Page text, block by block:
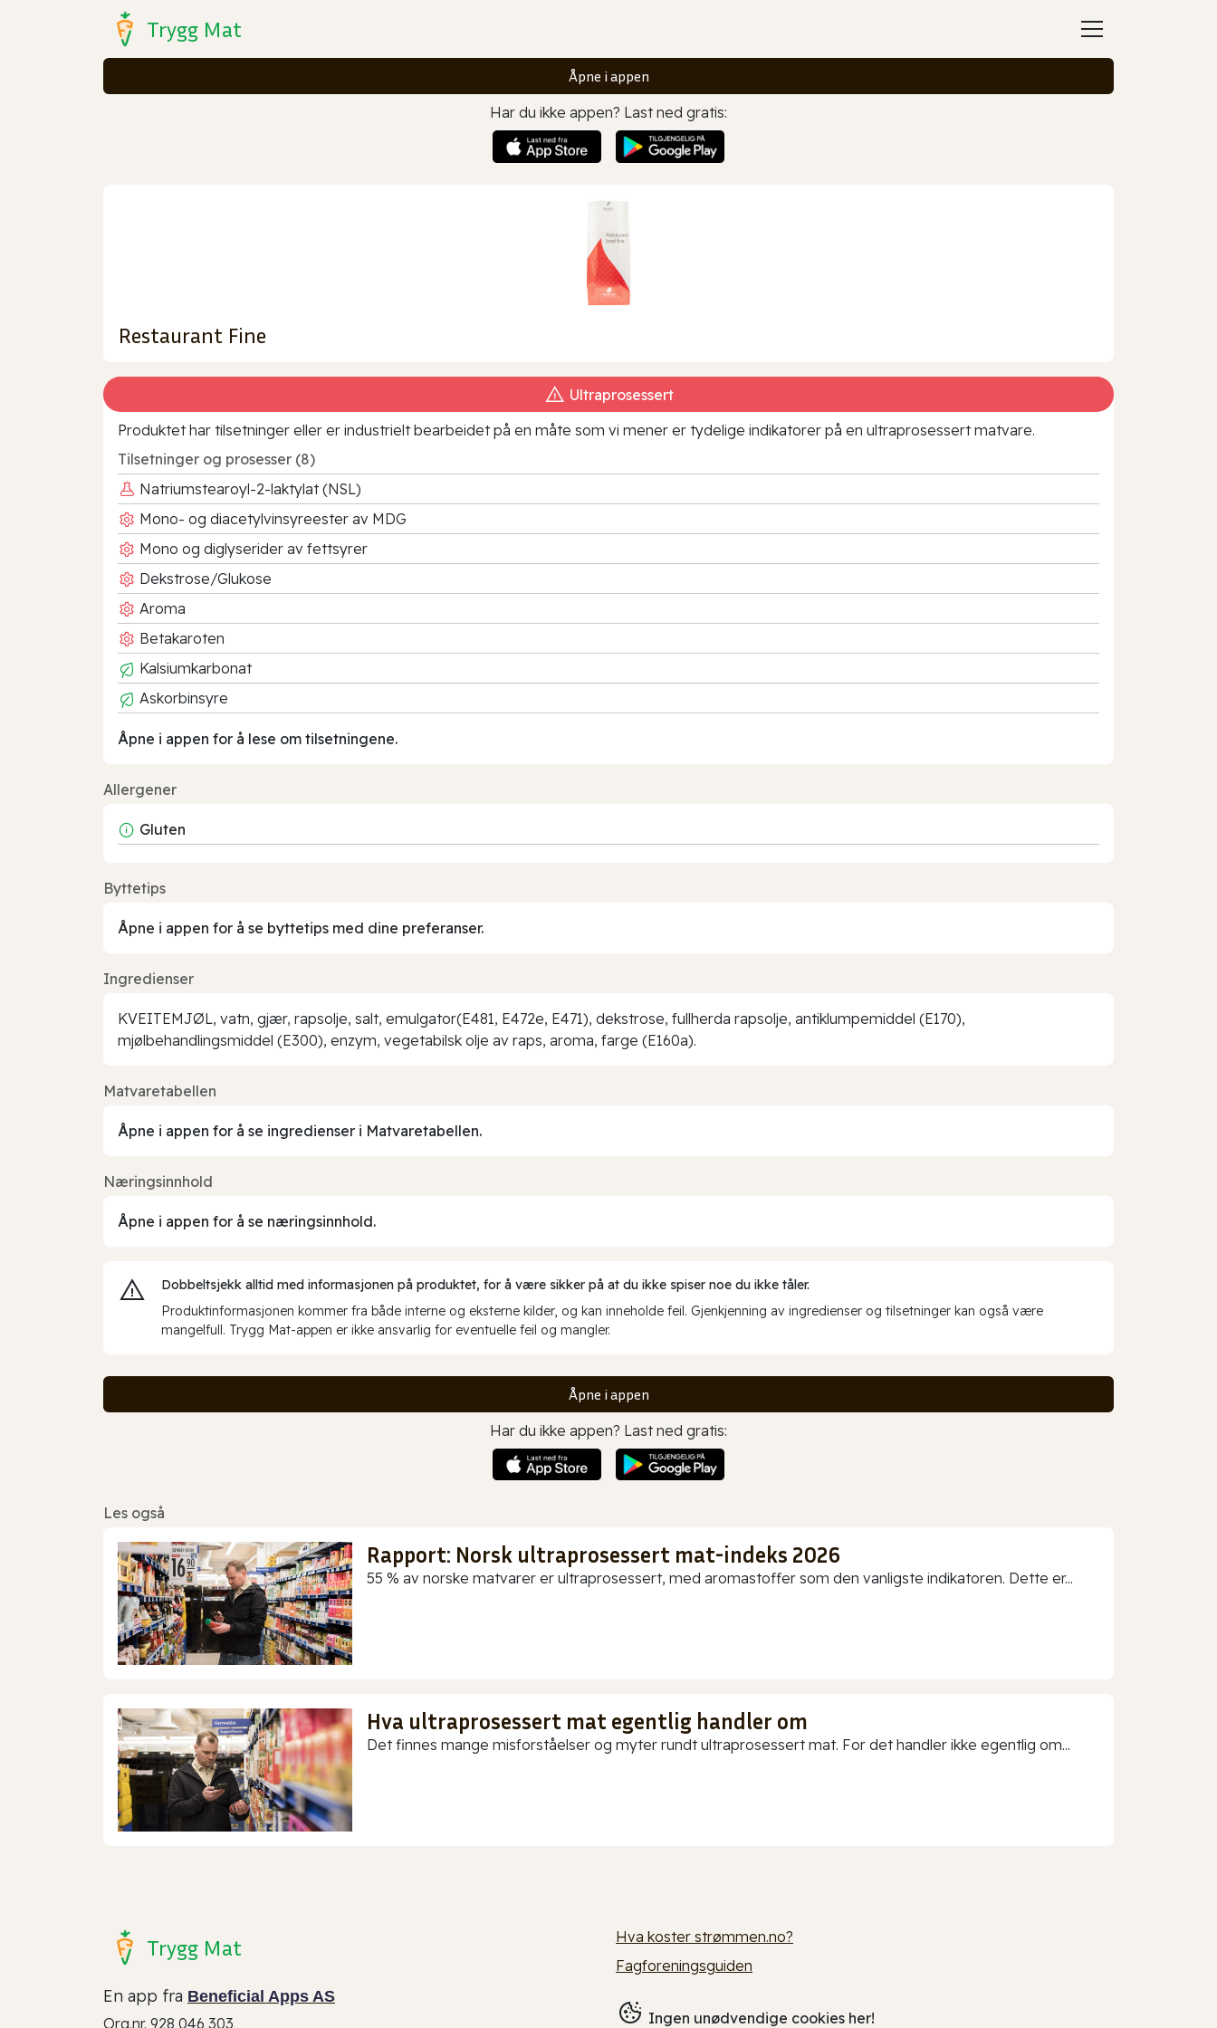
Trygg Mat
Åpne i appen
Har du ikke appen? Last ned gratis:
Restaurant Fine
Ultraprosessert
Produktet har tilsetninger eller er industrielt bearbeidet på en måte som vi mener er tydelige indikatorer på en ultraprosessert matvare.
Tilsetninger og prosesser (8)
Natriumstearoyl-2-laktylat (NSL)
Mono- og diacetylvinsyreester av MDG
Mono og diglyserider av fettsyrer
Dekstrose/Glukose
Aroma
Betakaroten
Kalsiumkarbonat
Askorbinsyre
Åpne i appen for å lese om tilsetningene.
Allergener
Gluten
Byttetips
Åpne i appen for å se byttetips med dine preferanser.
Ingredienser
KVEITEMJØL, vatn, gjær, rapsolje, salt, emulgator(E481, E472e, E471), dekstrose, fullherda rapsolje, antiklumpemiddel (E170),
mjølbehandlingsmiddel (E300), enzym, vegetabilsk olje av raps, aroma, farge (E160a).
Matvaretabellen
Åpne i appen for å se ingredienser i Matvaretabellen.
Næringsinnhold
Åpne i appen for å se næringsinnhold.
Dobbeltsjekk alltid med informasjonen på produktet, for å være sikker på at du ikke spiser noe du ikke tåler.
Produktinformasjonen kommer fra både interne og eksterne kilder, og kan inneholde feil. Gjenkjenning av ingredienser og tilsetninger kan også være
mangelfull. Trygg Mat-appen er ikke ansvarlig for eventuelle feil og mangler.
Åpne i appen
Har du ikke appen? Last ned gratis:
Les også
Rapport: Norsk ultraprosessert mat-indeks 2026
55 % av norske matvarer er ultraprosessert, med aromastoffer som den vanligste indikatoren. Dette er...
Hva ultraprosessert mat egentlig handler om
Det finnes mange misforståelser og myter rundt ultraprosessert mat. For det handler ikke egentlig om...
Trygg Mat
En app fra Beneficial Apps AS
Org.nr. 928 046 303
Hva koster strømmen.no?
Fagforeningsguiden
Ingen unødvendige cookies her!